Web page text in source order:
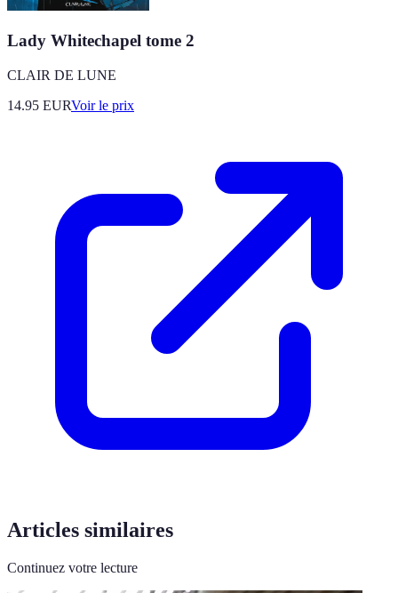
Lady Whitechapel tome 2
CLAIR DE LUNE
14.95 EURVoir le prix
Articles similaires
Continuez votre lecture